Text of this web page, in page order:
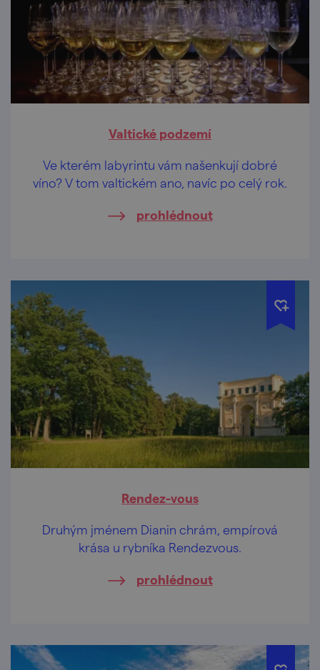
Valtické podzemí
Ve kterém labyrintu vám našenkují dobré
víno? V tom valtickém ano, navíc po celý rok.
prohlédnout
Rendez-vous
Druhým jménem Dianin chrám, empírová
krása u rybníka Rendezvous.
prohlédnout